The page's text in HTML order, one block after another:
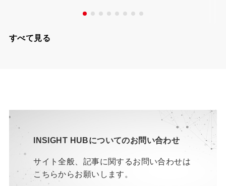
すべて見る
INSIGHT HUBについてのお問い合わせ
サイト全般、記事に関するお問い合わせは
こちらからお願いします。